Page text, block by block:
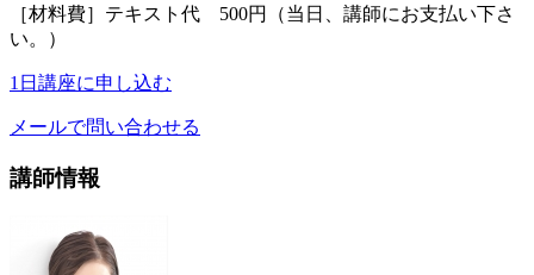
［材料費］テキスト代 500円（当日、講師にお支払い下さ
い。）
1日講座に申し込む
メールで問い合わせる
講師情報